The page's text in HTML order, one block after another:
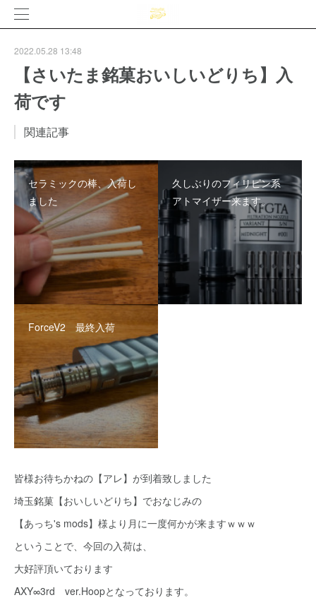
2022.05.28 13:48
【さいたま銘菓おいしいどりち】入
荷です
関連記事
セラミックの棒、入荷し
ました
久しぶりのフィリピン系
アトマイザー来ます。
ForceV2 最終入荷
皆様お待ちかねの【アレ】が到着致しました
埼玉銘菓【おいしいどりち】でおなじみの
【あっち's mods】様より月に一度何かが来ますｗｗｗ
ということで、今回の入荷は、
大好評頂いております
AXY∞3rd ver.Hoopとなっております。